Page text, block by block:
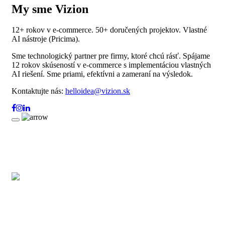
My sme Vizion
12+ rokov v e-commerce. 50+ doručených projektov. Vlastné
AI nástroje (Pricima).
Sme technologický partner pre firmy, ktoré chcú rásť. Spájame
12 rokov skúseností v e-commerce s implementáciou vlastných
AI riešení. Sme priami, efektívni a zameraní na výsledok.
Kontaktujte nás: helloidea@vizion.sk